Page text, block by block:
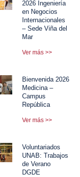
2026 Ingeniería
en Negocios
Internacionales
– Sede Viña del
Mar
Ver más >>
Bienvenida 2026
Medicina –
Campus
República
Ver más >>
Voluntariados
UNAB: Trabajos
de Verano
DGDE